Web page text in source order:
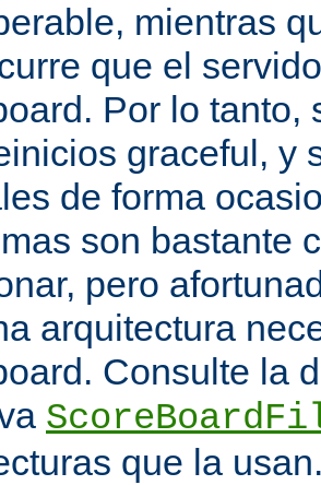
mientras
que el
Por lo tanto,
graceful, y
de forma
son bastante
pero
arquitectura
Consulte la
que la